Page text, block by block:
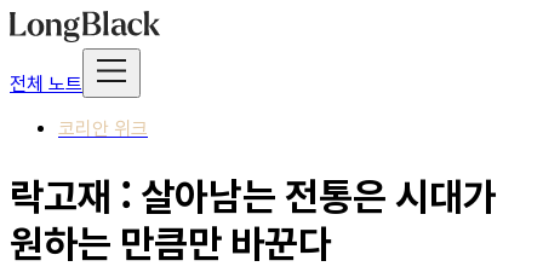
전체 노트
코리안 위크
락고재 : 살아남는 전통은 시대가
원하는 만큼만 바꾼다